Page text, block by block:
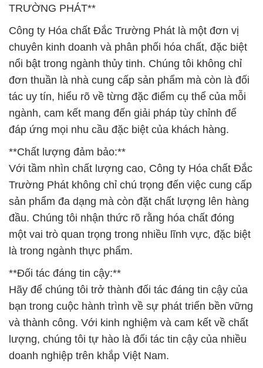
TRƯỜNG PHÁT**
Công ty Hóa chất Đắc Trường Phát là một đơn vị
chuyên kinh doanh và phân phối hóa chất, đặc biệt
nổi bật trong ngành thủy tinh. Chúng tôi không chỉ
đơn thuần là nhà cung cấp sản phẩm mà còn là đối
tác uy tín, hiểu rõ về từng đặc điểm cụ thể của mỗi
ngành, cam kết mang đến giải pháp tùy chỉnh để
đáp ứng mọi nhu cầu đặc biệt của khách hàng.
**Chất lượng đảm bảo:**
Với tầm nhìn chất lượng cao, Công ty Hóa chất Đắc
Trường Phát không chỉ chú trọng đến việc cung cấp
sản phẩm đa dạng mà còn đặt chất lượng lên hàng
đầu. Chúng tôi nhận thức rõ rằng hóa chất đóng
một vai trò quan trọng trong nhiều lĩnh vực, đặc biệt
là trong ngành thực phẩm.
**Đối tác đáng tin cậy:**
Hãy để chúng tôi trở thành đối tác đáng tin cậy của
bạn trong cuộc hành trình về sự phát triển bền vững
và thành công. Với kinh nghiệm và cam kết về chất
lượng, chúng tôi tự hào là đối tác tin cậy của nhiều
doanh nghiệp trên khắp Việt Nam.